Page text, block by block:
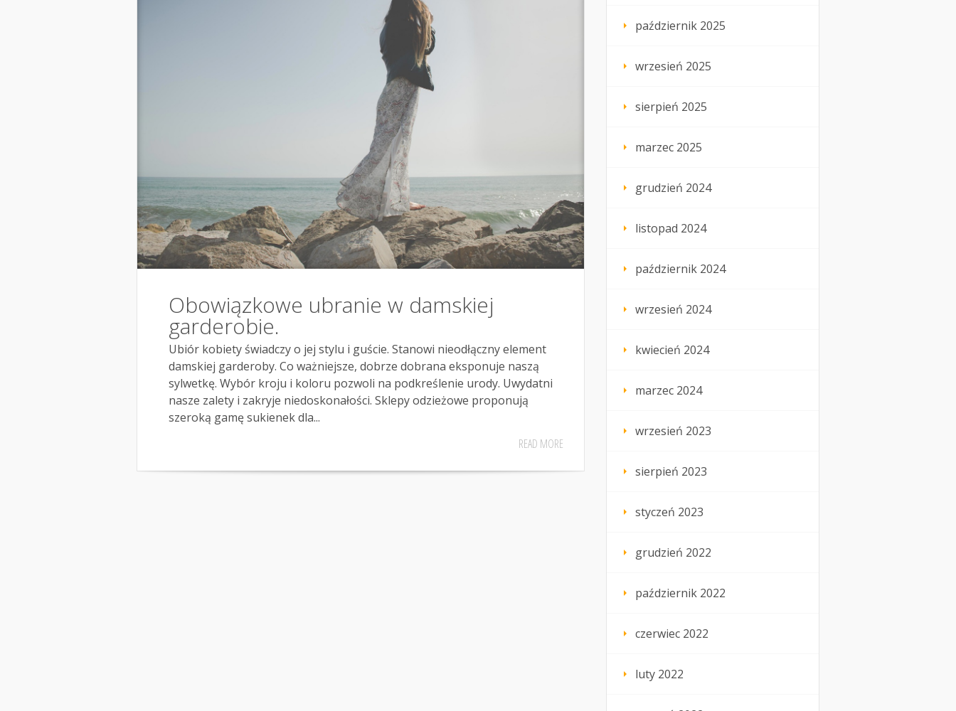
Obowiązkowe ubranie w damskiej
garderobie.
Ubiór kobiety świadczy o jej stylu i guście. Stanowi nieodłączny element
damskiej garderoby. Co ważniejsze, dobrze dobrana eksponuje naszą
sylwetkę. Wybór kroju i koloru pozwoli na podkreślenie urody. Uwydatni
nasze zalety i zakryje niedoskonałości. Sklepy odzieżowe proponują
szeroką gamę sukienek dla...
READ MORE
październik 2025
wrzesień 2025
sierpień 2025
marzec 2025
grudzień 2024
listopad 2024
październik 2024
wrzesień 2024
kwiecień 2024
marzec 2024
wrzesień 2023
sierpień 2023
styczeń 2023
grudzień 2022
październik 2022
czerwiec 2022
luty 2022